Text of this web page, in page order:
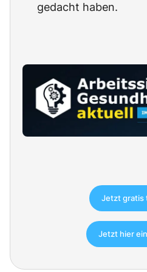
gedacht haben.
Jetzt gratis
Jetzt hier